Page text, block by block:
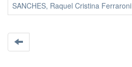
SANCHES, Raquel Cristina Ferraroni